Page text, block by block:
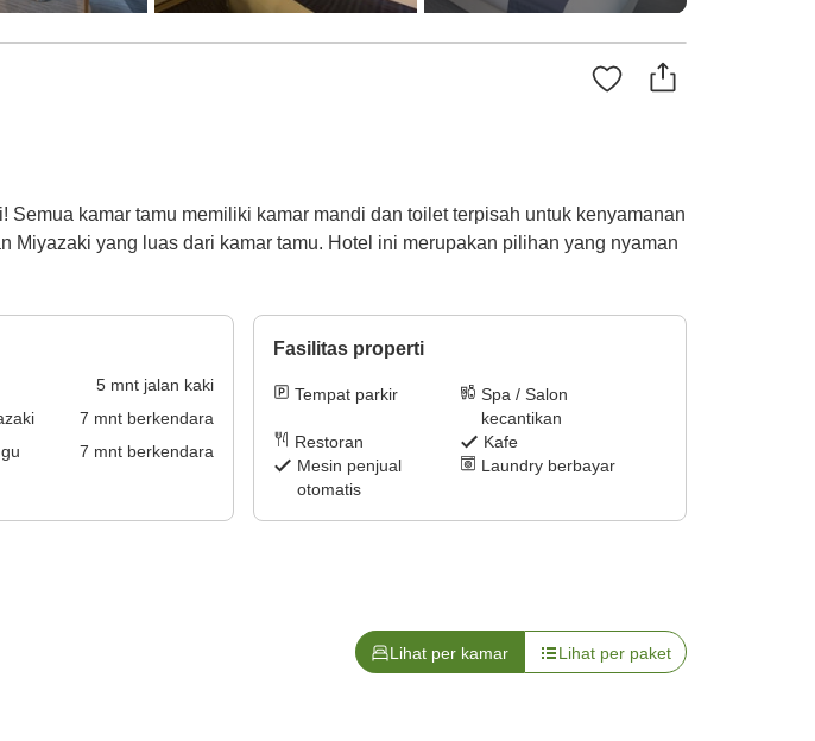
kamar tamu memiliki kamar mandi dan toilet terpisah untuk kenyamanan
yang luas dari kamar tamu. Hotel ini merupakan pilihan yang nyaman
5mnt jalan kaki
7 mnt berkendara
7 mnt berkendara
Fasilitas properti
Tempat parkir
Spa / Salon
kecantikan
Restoran
Kafe
Mesin penjual
otomatis
Laundry berbayar
Lihat per kamar Lihat per paket